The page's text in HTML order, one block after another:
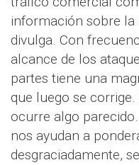
información sobre
divulga. Con
alcance de los
partes tiene una
que luego se
ocurre algo
nos ayudan a
desgraciadamente,